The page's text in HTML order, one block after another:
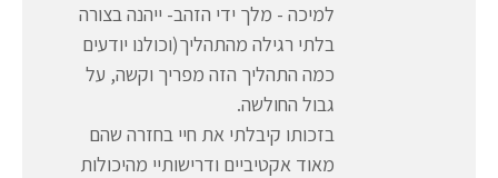
למיכה - מלך ידי הזהב- ייהנה בצורה
בלתי רגילה מהתהליך(וכולנו יודעים
כמה התהליך הזה מפריך וקשה, על
גבול החולשה.
בזכותו קיבלתי את חיי בחזרה שהם
מאוד אקטיביים ודרישותיי מהיכולות